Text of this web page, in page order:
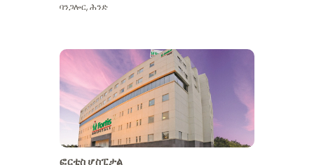
ባንጋሎር,ሕንድ
ፎርቲስ ሆስፒታል